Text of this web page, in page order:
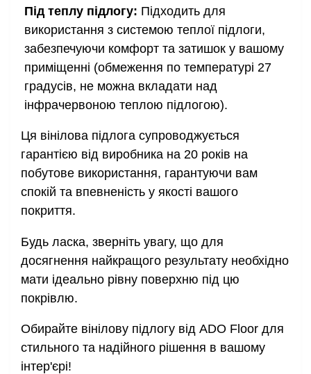
Під теплу підлогу: Підходить для
використання з системою теплої підлоги,
забезпечуючи комфорт та затишок у вашому
приміщенні (обмеження по температурі 27
градусів, не можна вкладати над
інфрачервоною теплою підлогою).
Ця вінілова підлога супроводжується
гарантією від виробника на 20 років на
побутове використання, гарантуючи вам
спокій та впевненість у якості вашого
покриття.
Будь ласка, зверніть увагу, що для
досягнення найкращого результату необхідно
мати ідеально рівну поверхню під цю
покрівлю.
Обирайте вінілову підлогу від ADO Floor для
стильного та надійного рішення в вашому
інтер'єрі!